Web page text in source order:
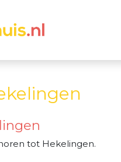
tot Hekelingen.